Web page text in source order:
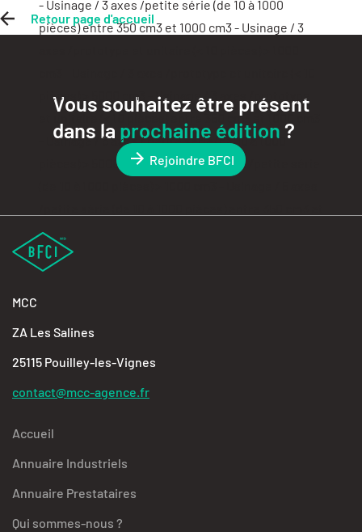
Retour page d'accueil
Vous souhaitez être présent
dans la prochaine édition?
Rejoindre BFCI
MCC
ZA Les Salines
25115 Pouilley-les-Vignes
contact@mcc-agence.fr
Accueil
Annuaire Industriels
Annuaire Prestataires
Qui sommes-nous ?